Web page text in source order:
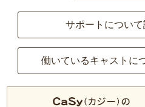
サポートについ
働いているキャストに